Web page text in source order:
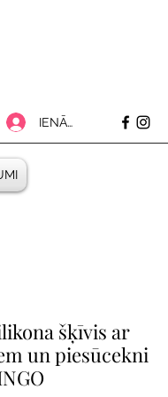
IENĀKT
šķīvis ar
un piesūcekni